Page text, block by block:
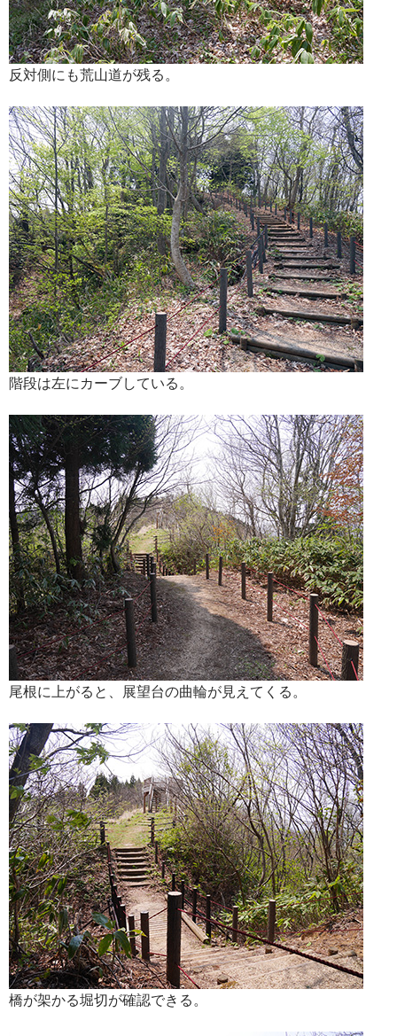
反対側にも荒山道が残る。
階段は左にカーブしている。
尾根に上がると、展望台の曲輪が見えてくる。
橋が架かる堀切が確認できる。